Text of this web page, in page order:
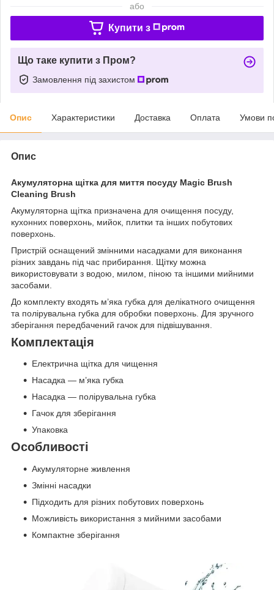
або
Купити з
Що таке купити з Пром?
Замовлення під захистом
Опис Характеристики Доставка Оплата Умови
Опис
Акумуляторна щітка для миття посуду Magic Brush
Cleaning Brush
Акумуляторна щітка призначена для очищення посуду,
кухонних поверхонь, мийок, плитки та інших побутових
поверхонь.
Пристрій оснащений змінними насадками для виконання
різних завдань під час прибирання. Щітку можна
використовувати з водою, милом, піною та іншими мийними
засобами.
До комплекту входять м’яка губка для делікатного очищення
та полірувальна губка для обробки поверхонь. Для зручного
зберігання передбачений гачок для підвішування.
Комплектація
Електрична щітка для чищення
Насадка — м’яка губка
Насадка — полірувальна губка
Гачок для зберігання
Упаковка
Особливості
Акумуляторне живлення
Змінні насадки
Підходить для різних побутових поверхонь
Можливість використання з мийними засобами
Компактне зберігання